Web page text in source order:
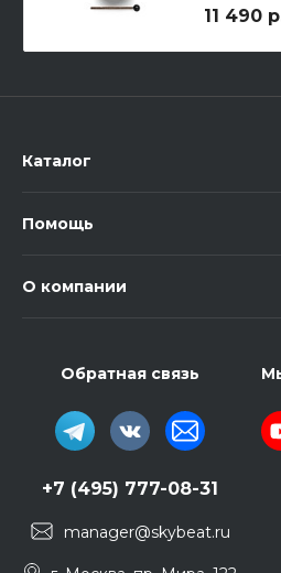
11 490
Каталог
Помощь
О компании
Обратная связь
+7 (495) 777-08-31
manager@skybeat.ru